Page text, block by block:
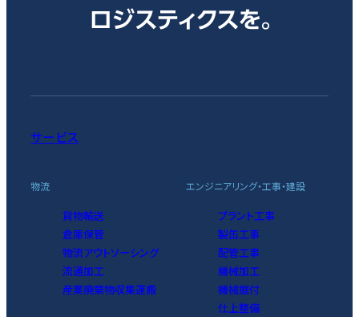
サービス
物流
貨物輸送
倉庫保管
物流アウトソーシング
流通加工
産業廃棄物収集運搬
エンジニアリング・工事・建設
プラント工事
製缶工事
配管工事
機械加工
機械据付
仕上整備